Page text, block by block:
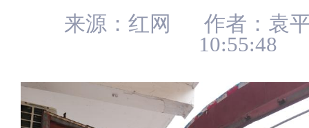
来源：红网
作者：袁
10:55:48